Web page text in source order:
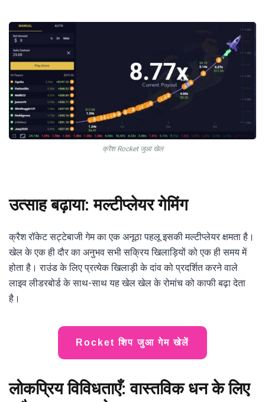
क्रैश Rocket जुआ खेल
उत्साह बढ़ाया: मल्टीप्लेयर गेमिंग
क्रैश रॉकेट सट्टेबाजी गेम का एक अनूठा पहलू इसकी मल्टीप्लेयर क्षमता है।
खेल के एक ही दौर का अनुभव सभी सक्रिय खिलाड़ियों को एक ही समय में
होता है। राउंड के लिए प्रत्येक खिलाड़ी के दांव को प्रदर्शित करने वाले
लाइव लीडरबोर्ड के साथ-साथ यह खेल खेल के रोमांच को काफी बढ़ा देता
है।
Rocket शिप जुआ गेम खेलें
लोकप्रिय विविधताएँ: वास्तविक धन के लिए